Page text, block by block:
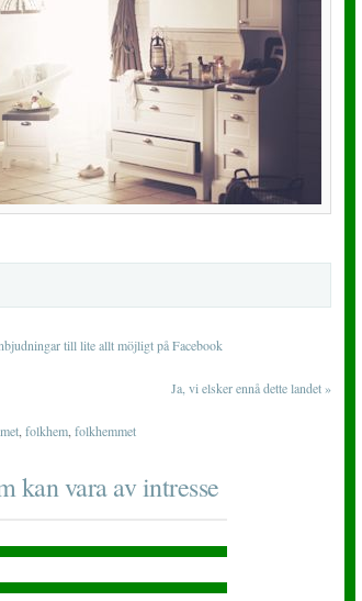
till lite allt möjligt på Facebook
Ja, vi elsker ennå dette landet»
folkhem folkhemmet
kan vara av intresse